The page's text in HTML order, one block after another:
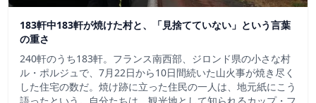
183軒中183軒が焼けた村と、「見捨てていない」という言葉
の重さ
240軒のうち183軒。フランス南西部、ジロンド県の小さな村
ル・ポルジュで、7月22日から10日間続いた山火事が焼き尽く
した住宅の数だ。焼け跡に立った住民の一人は、地元紙にこう